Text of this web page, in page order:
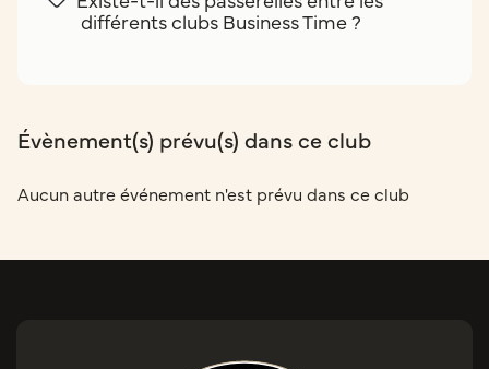
différents clubs Business Time ?
Évènement(s) prévu(s) dans ce club
Aucun autre événement n'est prévu dans ce club